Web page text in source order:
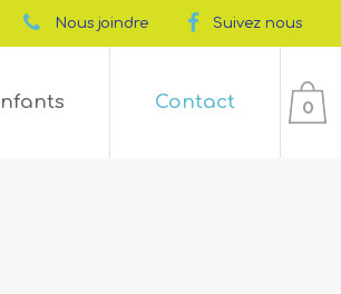
Nous joindre Suivez nous
0
Contact